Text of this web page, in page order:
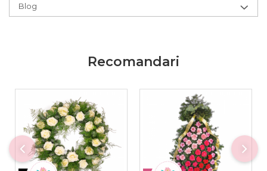
Blog
Recomandari